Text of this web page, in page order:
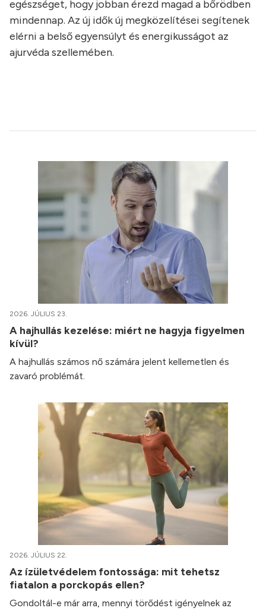
egészséget, hogy jobban érezd magad a bőrödben
mindennap. Az új idők új megközelítései segítenek
elérni a belső egyensúlyt és energikusságot az
ajurvéda szellemében.
2026. JÚLIUS 23.
A hajhullás kezelése: miért ne hagyja figyelmen
kívül?
A hajhullás számos nő számára jelent kellemetlen és
zavaró problémát.
2026. JÚLIUS 22.
Az ízületvédelem fontossága: mit tehetsz
fiatalon a porckopás ellen?
Gondoltál-e már arra, mennyi törődést igényelnek az